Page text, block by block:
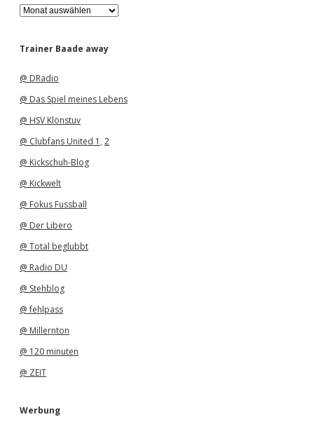
A
r
h
Trainer Baade away
@ DRadio
@ Das Spiel meines Lebens
@ HSV Klönstuv
@ Clubfans United 1 , 2
@ Kickschuh-Blog
@ Kickwelt
@ Fokus Fussball
@ Der Libero
@ Total beglubbt
@ Radio DU
@ Stehblog
@ fehlpass
@ Millernton
@ 120 minuten
@ ZEIT
Werbung